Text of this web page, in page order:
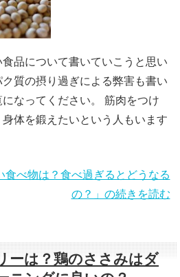
品について書いていこうと思い
質の摂り過ぎによる弊害も書い
なってください。 筋肉をつけ
体を鍛えたいという人もいます
食べ物は？食べ過ぎるとどうなる
の？」の続きを読む
ーは？鶏のささみはダ